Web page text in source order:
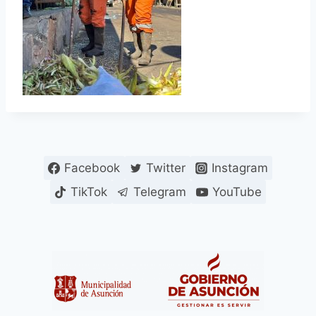
Facebook Twitter
Instagram
TikTok
Telegram YouTube